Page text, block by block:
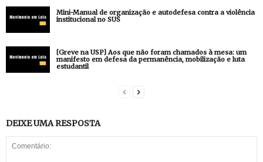
Mini-Manual de organização e autodefesa contra a violência
institucional no SUS
[Greve na USP] Aos que não foram chamados à mesa: um
manifesto em defesa da permanência, mobilização e luta
estudantil
DEIXE UMA RESPOSTA